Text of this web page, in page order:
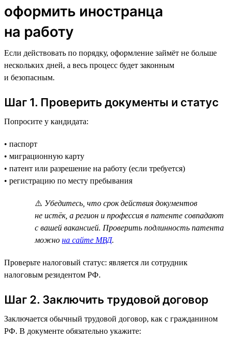
оформить иностранца
на работу
Если действовать по порядку, оформление займёт не больше
нескольких дней, а весь процесс будет законным
и безопасным.
Шаг 1. Проверить документы и статус
Попросите у кандидата:
• паспорт
• миграционную карту
• патент или разрешение на работу (если требуется)
• регистрацию по месту пребывания
⚠️ Убедитесь, что срок действия документов
не истёк, а регион и профессия в патенте совпадают
с вашей вакансией. Проверить подлинность патента
можно на сайте МВД.
Проверьте налоговый статус: является ли сотрудник
налоговым резидентом РФ.
Шаг 2. Заключить трудовой договор
Заключается обычный трудовой договор, как с гражданином
РФ. В документе обязательно укажите: